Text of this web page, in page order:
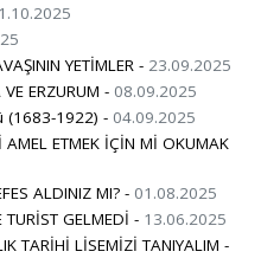
YETİMLER - 23.09.2025
ERZURUM - 08.09.2025
(1683-1922) - 04.09.2025
AMEL ETMEK İÇİN Mİ OKUMAK
ALDINIZ MI? - 01.08.2025
GELMEDİ - 13.06.2025
TARİHİ LİSEMİZİ TANIYALIM -